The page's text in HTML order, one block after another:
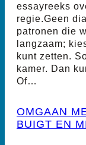
essayreeks
regie.Geen
patronen die
langzaam;
kunt zetten.
kamer. Dan
Of…
OMGAAN
BUIGT EN